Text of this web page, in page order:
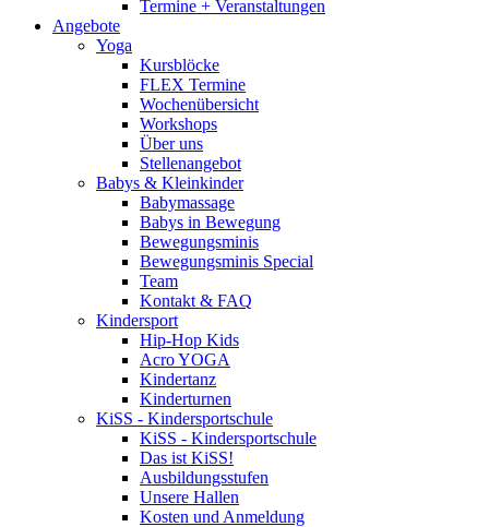
Termine + Veranstaltungen
Angebote
Yoga
Kursblöcke
FLEX Termine
Wochenübersicht
Workshops
Über uns
Stellenangebot
Babys & Kleinkinder
Babymassage
Babys in Bewegung
Bewegungsminis
Bewegungsminis Special
Team
Kontakt & FAQ
Kindersport
Hip-Hop Kids
Acro YOGA
Kindertanz
Kinderturnen
KiSS - Kindersportschule
KiSS - Kindersportschule
Das ist KiSS!
Ausbildungsstufen
Unsere Hallen
Kosten und Anmeldung